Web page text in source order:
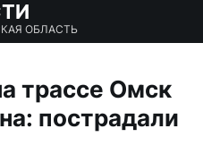
ОБЛАСТЬ
трассе Омск
пострадали